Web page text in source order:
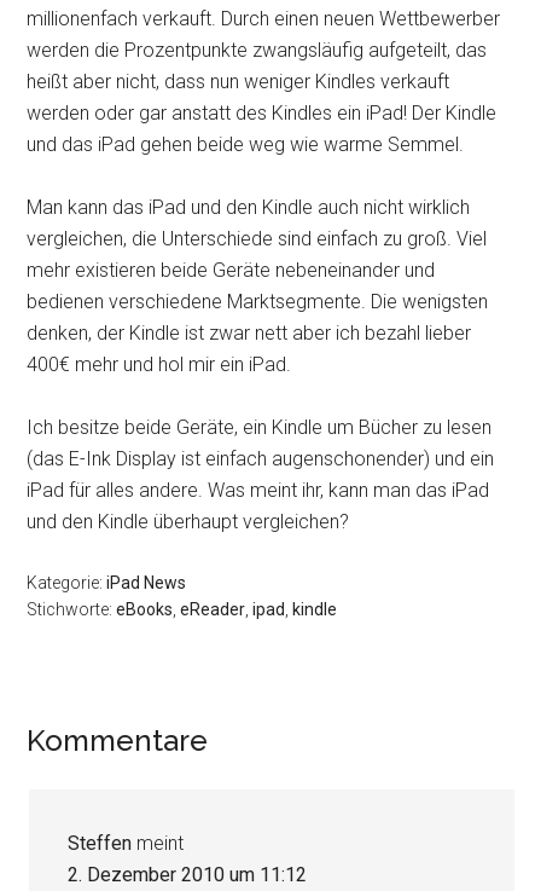
millionenfach verkauft. Durch einen neuen Wettbewerber
werden die Prozentpunkte zwangsläufig aufgeteilt, das
heißt aber nicht, dass nun weniger Kindles verkauft
werden oder gar anstatt des Kindles ein iPad! Der Kindle
und das iPad gehen beide weg wie warme Semmel.
Man kann das iPad und den Kindle auch nicht wirklich
vergleichen, die Unterschiede sind einfach zu groß. Viel
mehr existieren beide Geräte nebeneinander und
bedienen verschiedene Marktsegmente. Die wenigsten
denken, der Kindle ist zwar nett aber ich bezahl lieber
400€ mehr und hol mir ein iPad.
Ich besitze beide Geräte, ein Kindle um Bücher zu lesen
(das E-Ink Display ist einfach augenschonender) und ein
iPad für alles andere. Was meint ihr, kann man das iPad
und den Kindle überhaupt vergleichen?
Kategorie:iPad News
Stichworte:eBooks ,eReader ,ipad kindle
Leser-
Kommentare
Steffen meint
2. Dezember 2010 um 11:12